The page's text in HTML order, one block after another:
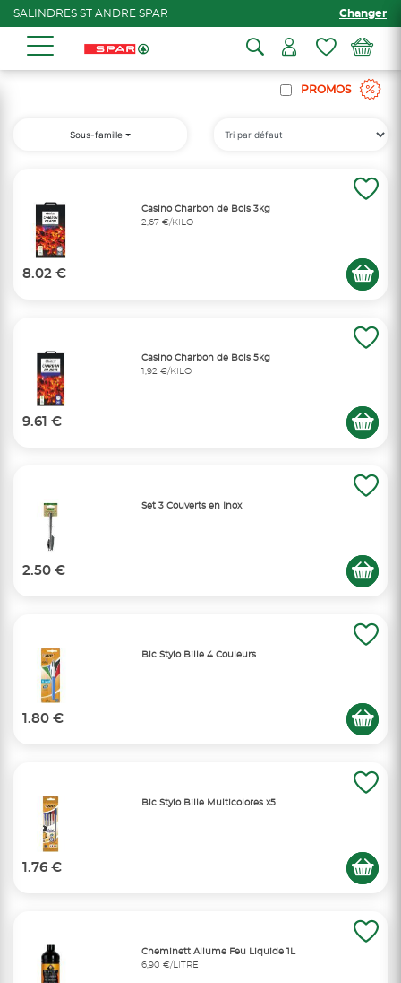
SALINDRES ST ANDRE SPAR Changer
PROMOS
Sous-famille
Casino Charbon de Bois 3kg
2,67 €/KILO
8.02 €
Casino Charbon de Bois 5kg
1,92 €/KILO
9.61 €
Set 3 Couverts en Inox
2.50 €
Bic Stylo Bille 4 Couleurs
1.80 €
Bic Stylo Bille Multicolores x5
1.76 €
Cheminett Allume Feu Liquide 1L
6,90 €/LITRE